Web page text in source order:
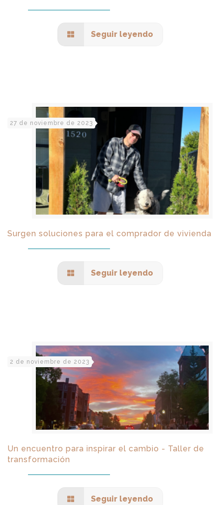
Seguir leyendo
27 de noviembre de 2023
Surgen soluciones para el comprador de vivienda
Seguir leyendo
2 de noviembre de 2023
Un encuentro para inspirar el cambio - Taller de
transformación
Seguir leyendo